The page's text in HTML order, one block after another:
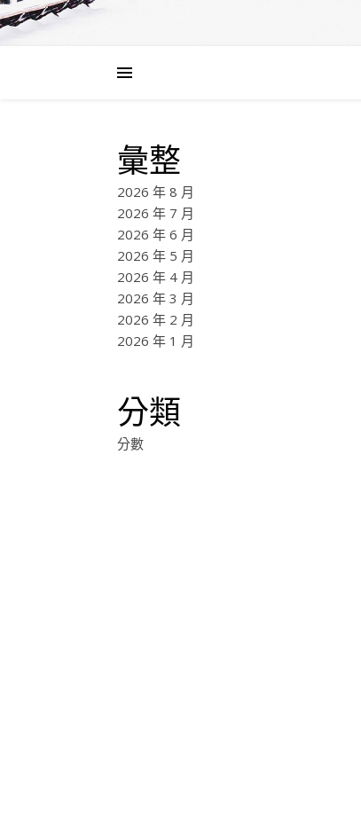
彙整
2026 年 8 月
2026 年 7 月
2026 年 6 月
2026 年 5 月
2026 年 4 月
2026 年 3 月
2026 年 2 月
2026 年 1 月
分類
分數